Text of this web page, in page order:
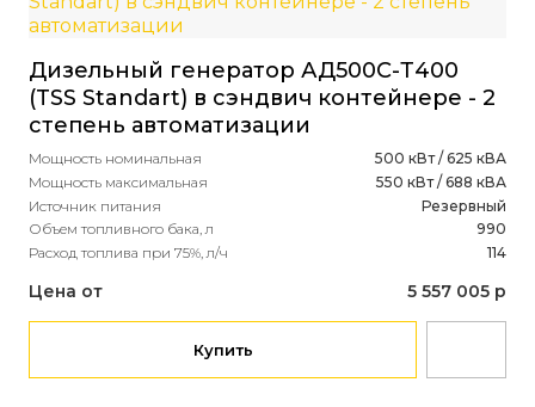
Дизельный генератор АД500С-Т400
(TSS Standart) в сэндвич контейнере - 2
степень автоматизации
Мощность номинальная
500 кВт / 625 кВА
Мощность максимальная
550 кВт / 688 кВА
Источник питания
Резервный
Объем топливного бака, л
990
Расход топлива при 75%, л/ч
114
Цена от 5 557 005 р
Купить